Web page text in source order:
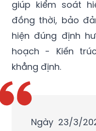
lý.
“Việc triển khai
giúp kiểm soát
đồng thời, bảo
hiện đúng định
hoạch - Kiến trúc
khẳng định.